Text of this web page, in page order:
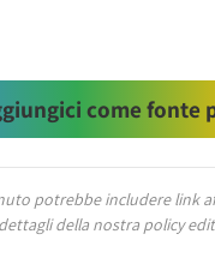
come fonte
potrebbe includere link
della nostra policy